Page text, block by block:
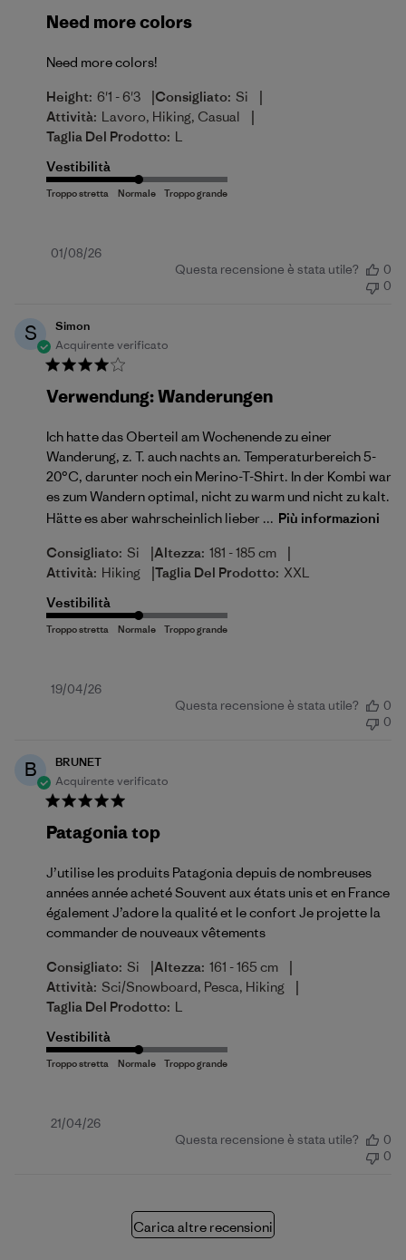
Need more colors
Need more colors!
Height: 6'1 - 6'3 |Consigliato: Si |
Attività: Lavoro, Hiking, Casual |
Taglia Del Prodotto: L
Vestibilità
Data
01/08/26
Questa recensione è stata utile?
0
0
S
Simon
Acquirente verificato
Verwendung: Wanderungen
Ich hatte das Oberteil am Wochenende zu einer
Wanderung, z. T. auch nachts an. Temperaturbereich 5-
20°C, darunter noch ein Merino-T-Shirt. In der Kombi war
es zum Wandern optimal, nicht zu warm und nicht zu kalt.
Hätte es aber wahrscheinlich lieber ... Più informazioni
Consigliato: Si |Altezza: 181 - 185 cm |
Attività: Hiking |Taglia Del Prodotto: XXL
Vestibilità
Data
19/04/26
Questa recensione è stata utile?
0
0
B
BRUNET
Acquirente verificato
Patagonia top
J’utilise les produits Patagonia depuis de nombreuses
années année acheté Souvent aux états unis et en France
également J’adore la qualité et le confort Je projette la
commander de nouveaux vêtements
Consigliato: Si |Altezza: 161 - 165 cm |
Attività: Sci/Snowboard, Pesca, Hiking |
Taglia Del Prodotto: L
Vestibilità
Data
21/04/26
Questa recensione è stata utile?
0
0
Carica altre recensioni